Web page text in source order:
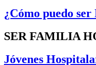
¿Cómo puedo
SER FAMILIA
Jóvenes